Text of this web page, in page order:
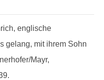
englische
gelang, mit ihrem Sohn
Mayr,